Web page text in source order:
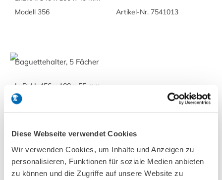
Diese Webseite verwendet Cookies
Wir verwenden Cookies, um Inhalte und Anzeigen zu
personalisieren, Funktionen für soziale Medien anbieten
zu können und die Zugriffe auf unsere Website zu
Modell 356
Artikel-Nr. 7541013
Baguettehalter, 5 Fächer
LxBxH: 456 x 100 x 55 mm
Modell 351
Artikel-Nr. 7541008
Baguettehalter, 6 Fächer
LxBxH: 575 x 100 x 55 mm